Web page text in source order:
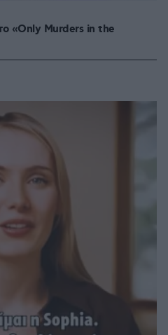
«Only Murders in the